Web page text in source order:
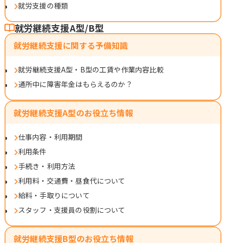
就労支援の種類
就労継続支援A型/B型
就労継続支援に関する予備知識
就労継続支援A型・B型の工賃や作業内容比較
通所中に障害年金はもらえるのか？
就労継続支援A型のお役立ち情報
仕事内容・利用期間
利用条件
手続き・利用方法
利用料・交通費・昼食代について
給料・手取りについて
スタッフ・支援員の役割について
就労継続支援B型のお役立ち情報